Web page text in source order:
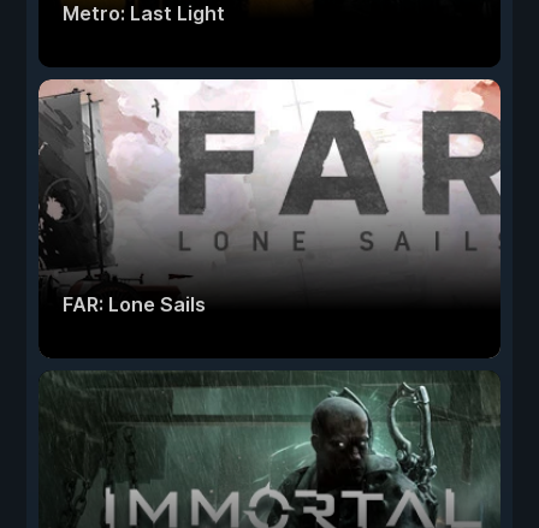
Metro: Last Light
FAR: Lone Sails